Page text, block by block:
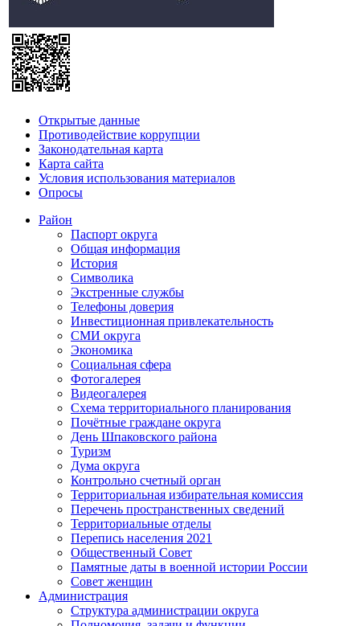
Открытые данные
Противодействие коррупции
Законодательная карта
Карта сайта
Условия использования материалов
Опросы
Район
Паспорт округа
Общая информация
История
Символика
Экстренные службы
Телефоны доверия
Инвестиционная привлекательность
СМИ округа
Экономика
Социальная сфера
Фотогалерея
Видеогалерея
Схема территориального планирования
Почётные граждане округа
День Шпаковского района
Туризм
Дума округа
Контрольно счетный орган
Территориальная избирательная комиссия
Перечень пространственных сведений
Территориальные отделы
Перепись населения 2021
Общественный Совет
Памятные даты в военной истории России
Совет женщин
Администрация
Структура администрации округа